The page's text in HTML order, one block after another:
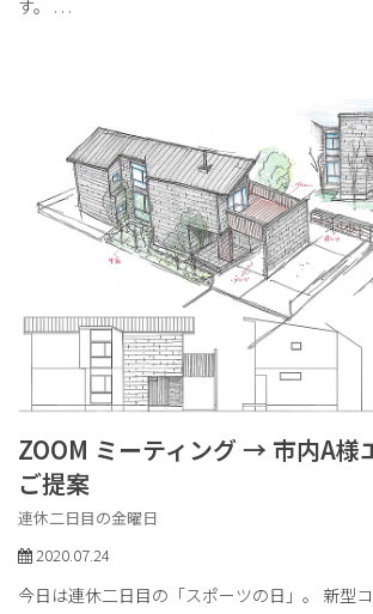
す。 . . .
ZOOM ミーティング → 市内A様
ご提案
連休二日目の金曜日
2020.07.24
今日は連休二日目の「スポーツの日」。 新型